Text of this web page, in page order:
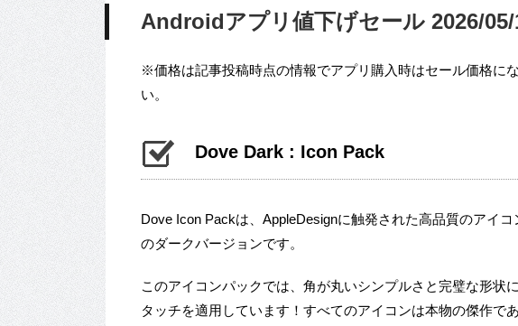
Androidアプリ値下げセール 2026/05/
※価格は記事投稿時点の情報でアプリ購入時はセール価格に
い。
Dove Dark : Icon Pack
Dove Icon Packは、AppleDesignに触発された高品質のアイ
のダークバージョンです。
このアイコンパックでは、角が丸いシンプルさと完璧な形状
タッチを適用しています！すべてのアイコンは本物の傑作で